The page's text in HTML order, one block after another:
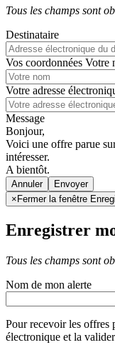
Tous les champs sont
Destinataire
Vos coordonnées Votre
Votre adresse
Message
Bonjour,
Voici une offre parue
intéresser.
A bientôt.
Annuler
× Fermer la fenêtre
Enregistrer
Tous les champs sont
Nom de mon alerte
Pour recevoir les offres
électronique et la